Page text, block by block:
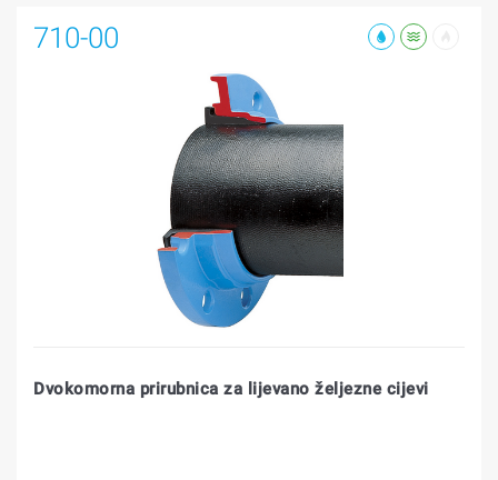
710-00
Dvokomorna prirubnica za lijevano željezne cijevi